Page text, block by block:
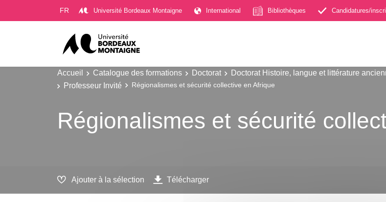
FR Université Bordeaux Montaigne International Bibliothèques Candidatures/
Accueil Catalogue des formations Doctorat Doctorat Histoire, langue et littérature
Professeur Invité
Régionalismes et sécurité collective en Afrique
Régionalismes et sécurité
Ajouter à la sélection Télécharger